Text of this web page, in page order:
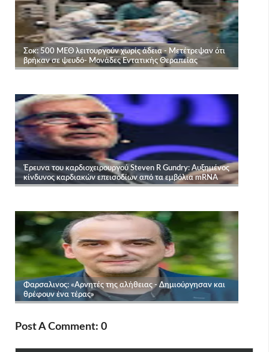
Post A Comment: 0